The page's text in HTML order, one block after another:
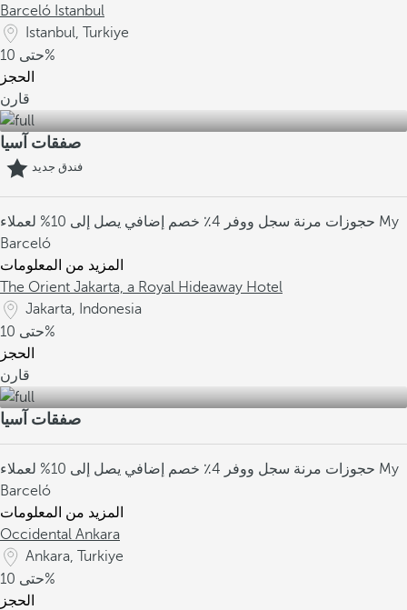
Barceló Istanbul
Istanbul, Turkiye
حتى10%
الحجز
قارن
صفقات آسيا
فندق جديد
حجوزات مرنة سجل ووفر 4٪
خصم إضافي يصل إلى 10% لعملاء My
Barceló
المزيد من المعلومات
The Orient Jakarta, a Royal Hideaway Hotel
Jakarta, Indonesia
حتى10%
الحجز
قارن
صفقات آسيا
حجوزات مرنة سجل ووفر 4٪
خصم إضافي يصل إلى 10% لعملاء My
Barceló
المزيد من المعلومات
Occidental Ankara
Ankara, Turkiye
حتى10%
الحجز